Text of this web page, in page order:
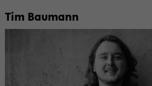
Tim Bau­mann